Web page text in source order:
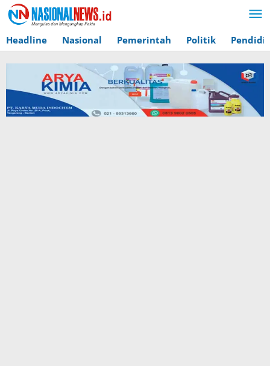
Lewati
ke
konten
Headline Nasional Pemerintah Politik